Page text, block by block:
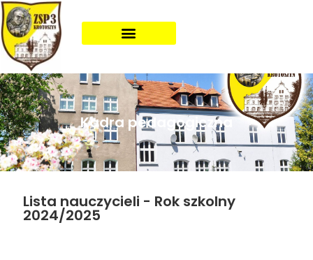
Kadra pedagogiczna
Lista nauczycieli - Rok szkolny
2024/2025